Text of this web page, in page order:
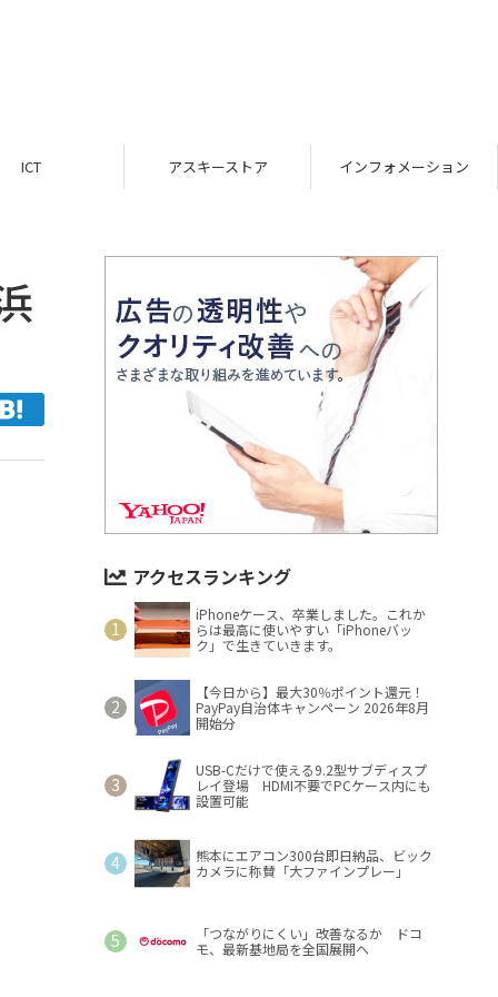
ICT アスキーストア インフォメーション
アクセスランキング
iPhoneケース、卒業しました。これか
らは最高に使いやすい「iPhoneバッ
ク」で生きていきます。
【今日から】最大30％ポイント還元！
PayPay自治体キャンペーン 2026年8月
開始分
USB-Cだけで使える9.2型サブディスプ
レイ登場 HDMI不要でPCケース内にも
設置可能
熊本にエアコン300台即日納品、ビック
カメラに称賛「大ファインプレー」
「つながりにくい」改善なるか ドコ
モ、最新基地局を全国展開へ